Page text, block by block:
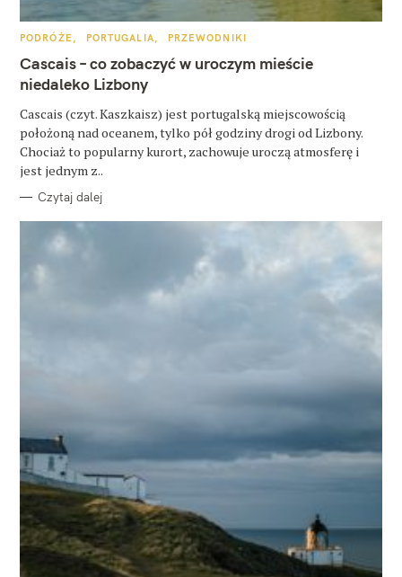
K
T
E
G
O
I
E
PODRÓŻE PORTUGALIA PRZEWODNIKI
Cascais – co zobaczyć w uroczym mieście
niedaleko Lizbony
Cascais (czyt. Kaszkaisz) jest portugalską miejscowością
położoną nad oceanem, tylko pół godziny drogi od Lizbony.
Chociaż to popularny kurort, zachowuje uroczą atmosferę i
jest jednym z..
Czytaj dalej
k
a
j
: